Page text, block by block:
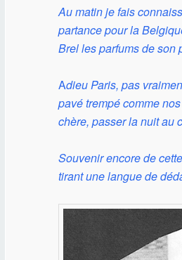
Au matin je fais
partance pour la
Brel les parfums de son
Adieu Paris, pas
pavé trempé comme
chère, passer la nuit au
Souvenir encore de
tirant une langue de